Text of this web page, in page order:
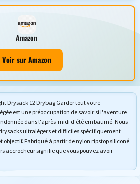
Amazon
Voir sur Amazon
Drysack 12 Drybag Garder tout votre
est une préoccupation de savoir si l'aventure
dans l'après-midi d'été embaumé. Nous
ultralégers et difficiles spécifiquement
objectif. Fabriqué à partir de nylon ripstop siliconé
accrocheur signifie que vous pouvez avoir